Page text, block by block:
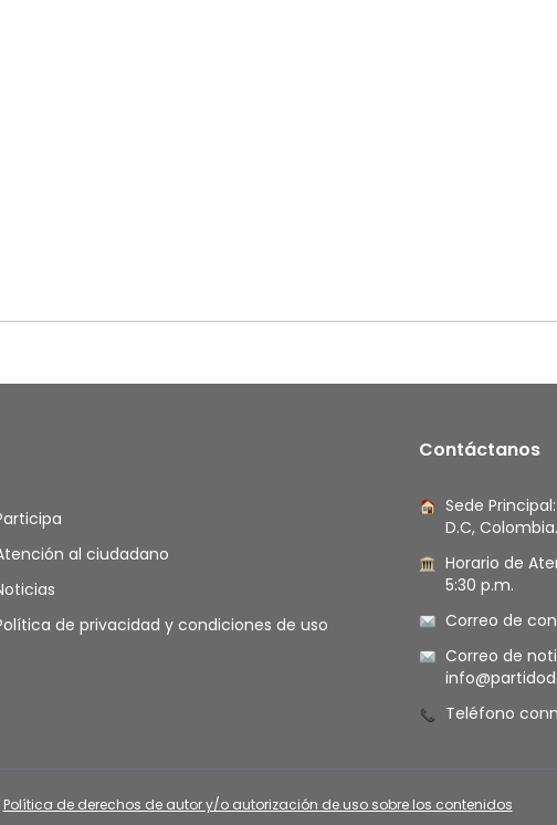
al ciudadano
de privacidad y condiciones de uso
Contáctanos
Sede
D.C, Colombia.
Horario de
5:30 p.m.
Correo de
Correo de
Teléfono
Política de derechos de autor y/o autorización de uso sobre los contenidos